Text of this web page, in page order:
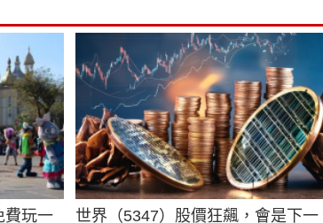
費玩一
世界（5347）股價狂飆，會是下一